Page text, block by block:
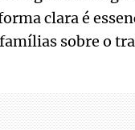
clara é
sobre o